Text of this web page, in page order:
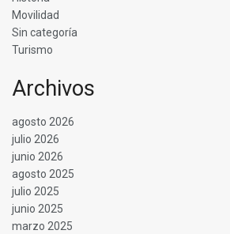
Movilidad
Sin categoría
Turismo
Archivos
agosto 2026
julio 2026
junio 2026
agosto 2025
julio 2025
junio 2025
marzo 2025